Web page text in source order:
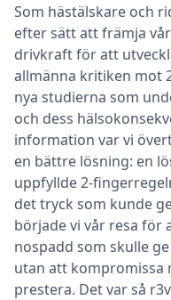
Som hästälskare och
efter sätt att främja
drivkraft för att
allmänna kritiken mot
nya studierna som
och dess
information var vi
en bättre lösning: en
uppfyllde 2-
det tryck som kunde
började vi vår resa för
nospadd som skulle
utan att kompromissa
prestera. Det var så